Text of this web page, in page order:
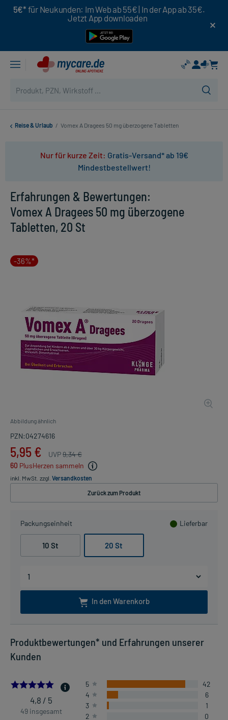
5€* für Neukunden: Im Web ab 55€ | In der App ab 35€.
Jetzt App downloaden
Reise & Urlaub / Vomex A Dragees 50 mg überzogene Tabletten
Nur für kurze Zeit: Gratis-Versand* ab 19€
Mindestbestellwert!
Erfahrungen & Bewertungen:
Vomex A Dragees 50 mg überzogene
Tabletten, 20 St
-36%*
Abbildung ähnlich
PZN:04274616
5,95 € UVP9,34 €
60 PlusHerzen sammeln
inkl. MwSt. zzgl. Versandkosten
Zurück zum Produkt
Packungseinheit Lieferbar
10 St 20 St
In den Warenkorb
Produktbewertungen* und Erfahrungen unserer
Kunden
4.836734693877551
4,8 / 5
49 insgesamt
5
42
4
6
3
1
2
0